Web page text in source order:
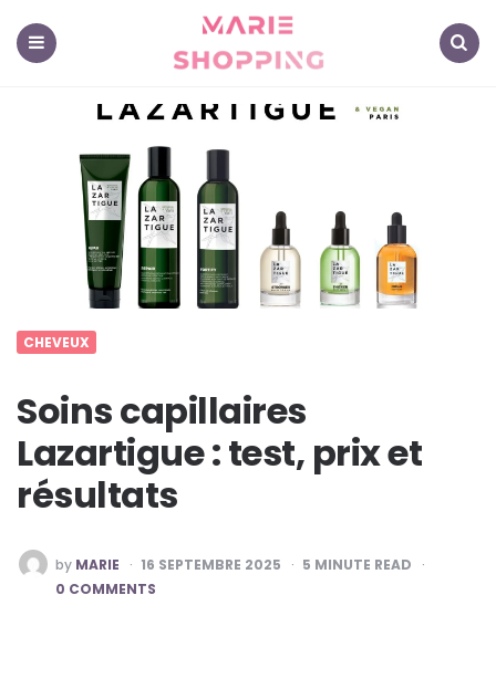
astuces
pour
CHEVEUX
Soins capillaires
Lazartigue : test, prix et
résultats
POSTED
BY
by MARIE 16 SEPTEMBRE 2025 5 MINUTE READ
0 COMMENTS